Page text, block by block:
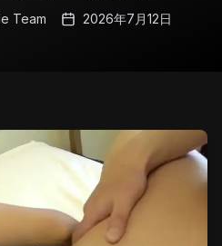
Team 2026年7月12日